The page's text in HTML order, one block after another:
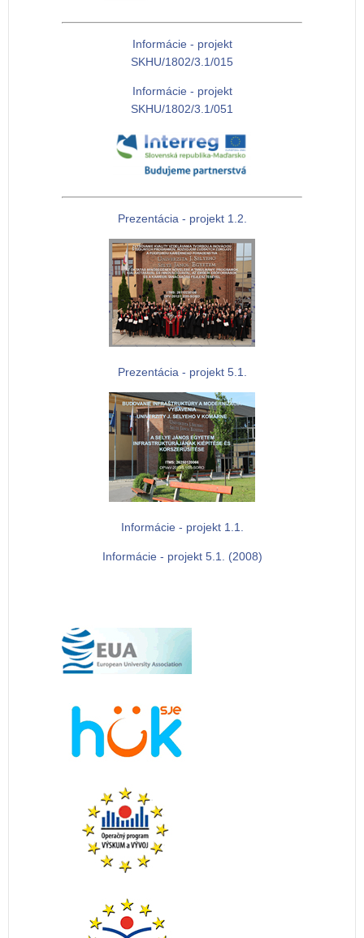
Informácie - projekt
SKHU/1802/3.1/015
Informácie - projekt
SKHU/1802/3.1/051
Prezentácia - projekt 1.2.
Prezentácia - projekt 5.1.
Informácie - projekt 1.1.
Informácie - projekt 5.1. (2008)